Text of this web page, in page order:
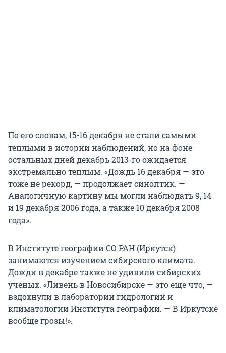
По его словам, 15-16 декабря не стали самыми
теплыми в истории наблюдений, но на фоне
остальных дней декабрь 2013-го ожидается
экстремально теплым. «Дождь 16 декабря — это
тоже не рекорд, — продолжает синоптик. —
Аналогичную картину мы могли наблюдать 9, 14
и 19 декабря 2006 года, а также 10 декабря 2008
года».
В Институте географии СО РАН (Иркутск)
занимаются изучением сибирского климата.
Дожди в декабре также не удивили сибирских
ученых. «Ливень в Новосибирске — это еще что, —
вздохнули в лаборатории гидрологии и
климатологии Института географии. — В Иркутске
вообще грозы!».